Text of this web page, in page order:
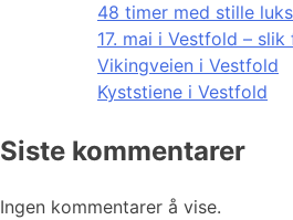
48 timer med stille
17. mai i Vestfold –
Vikingveien i Vestfold
Kyststiene i Vestfold
Siste kommentarer
Ingen kommentarer å vise.